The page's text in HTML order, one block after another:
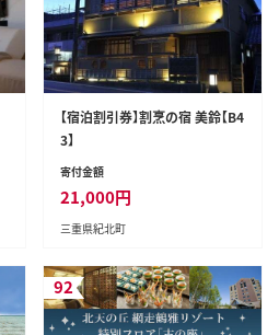
【宿泊割引券】割烹の宿 美鈴【B4
3】
寄付金額
21,000円
三重県紀北町
92